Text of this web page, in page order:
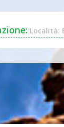
Località: